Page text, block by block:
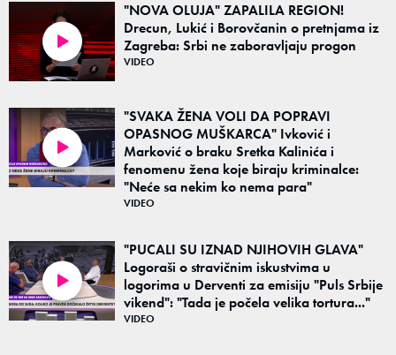
"NOVA OLUJA" ZAPALILA REGION!
Drecun, Lukić i Borovčanin o pretnjama iz
Zagreba: Srbi ne zaboravljaju progon
VIDEO
"SVAKA ŽENA VOLI DA POPRAVI
OPASNOG MUŠKARCA" Ivković i
Marković o braku Sretka Kalinića i
fenomenu žena koje biraju kriminalce:
"Neće sa nekim ko nema para"
VIDEO
"PUCALI SU IZNAD NJIHOVIH GLAVA"
Logoraši o stravičnim iskustvima u
logorima u Derventi za emisiju "Puls Srbije
vikend": "Tada je počela velika tortura..."
VIDEO